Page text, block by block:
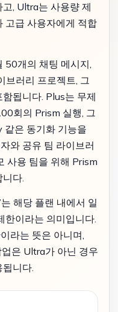
, Ultra는 사용량 제
고급 사용자에게 적합
50개의 채팅 메시지,
브러리 프로젝트, 그
됩니다. Plus는 무제
회의 Prism 실행, 그
은 동기화 기능을
와 공유 팀 라이브러
사용 팀을 위해 Prism
다.
해당 플랜 내에서 일
한이라는 의미입니다.
라는 뜻은 아니며,
은 Ultra가 아닌 경우
니다.